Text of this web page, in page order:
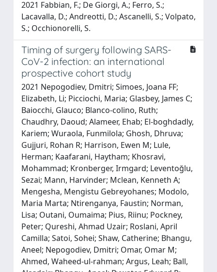
2021 Fabbian, F.; De Giorgi, A.; Ferro, S.;
Lacavalla, D.; Andreotti, D.; Ascanelli, S.; Volpato,
S.; Occhionorelli, S.
Timing of surgery following SARS-
CoV-2 infection: an international
prospective cohort study
2021 Nepogodiev, Dmitri; Simoes, Joana FF;
Elizabeth, Li; Picciochi, Maria; Glasbey, James C;
Baiocchi, Glauco; Blanco‐colino, Ruth;
Chaudhry, Daoud; Alameer, Ehab; El‐boghdadly,
Kariem; Wuraola, Funmilola; Ghosh, Dhruva;
Gujjuri, Rohan R; Harrison, Ewen M; Lule,
Herman; Kaafarani, Haytham; Khosravi,
Mohammad; Kronberger, Irmgard; Leventoğlu,
Sezai; Mann, Harvinder; Mclean, Kenneth A;
Mengesha, Mengistu Gebreyohanes; Modolo,
Maria Marta; Ntirenganya, Faustin; Norman,
Lisa; Outani, Oumaima; Pius, Riinu; Pockney,
Peter; Qureshi, Ahmad Uzair; Roslani, April
Camilla; Satoi, Sohei; Shaw, Catherine; Bhangu,
Aneel; Nepogodiev, Dmitri; Omar, Omar M;
Ahmed, Waheed‐ul‐rahman; Argus, Leah; Ball,